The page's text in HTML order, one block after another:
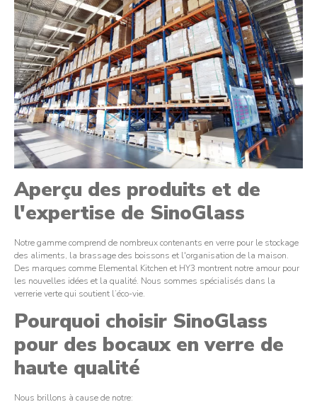
Aperçu des produits et de
l'expertise de SinoGlass
Notre gamme comprend de nombreux contenants en verre pour le stockage
des aliments, la brassage des boissons et l'organisation de la maison.
Des marques comme Elemental Kitchen et HY3 montrent notre amour pour
les nouvelles idées et la qualité. Nous sommes spécialisés dans la
verrerie verte qui soutient l’éco-vie.
Pourquoi choisir SinoGlass
pour des bocaux en verre de
haute qualité
Nous brillons à cause de notre: